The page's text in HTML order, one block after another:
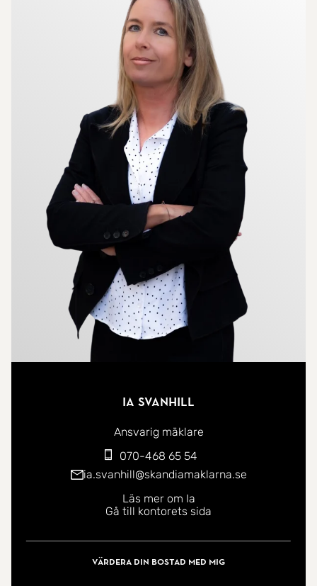
Ia Svanhill
Ansvarig mäklare
070-468 65 54
ia.svanhill@skandiamaklarna.se
Läs mer om Ia
Gå till kontorets sida
Värdera din bostad med mig